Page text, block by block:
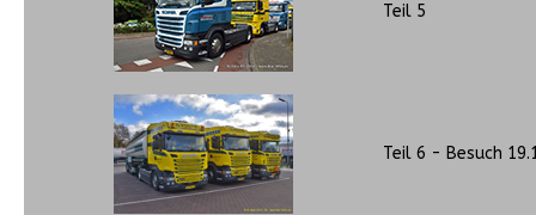
Teil 5
Teil 6 - Besuch